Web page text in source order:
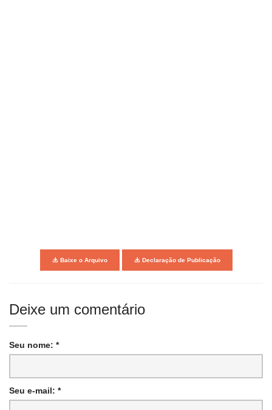
Baixe o Arquivo Declaração de Publicação
Deixe um comentário
Seu nome: *
Seu e-mail: *